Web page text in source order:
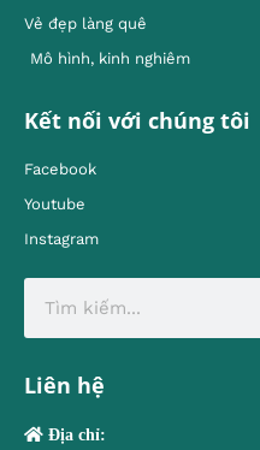
Vẻ đẹp làng quê
Mô hình, kinh nghiêm
Kết nối với chúng tôi
Facebook
Youtube
Instagram
Liên hệ
Địa chỉ: